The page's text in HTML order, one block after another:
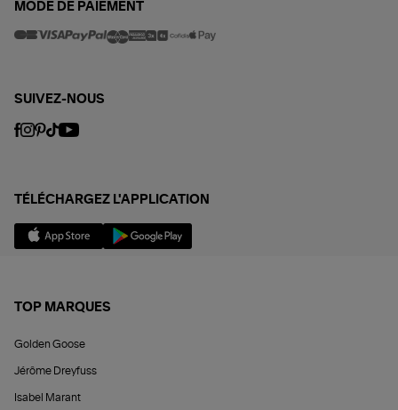
MODE DE PAIEMENT
SUIVEZ-NOUS
TÉLÉCHARGEZ L'APPLICATION
TOP MARQUES
Golden Goose
Jérôme Dreyfuss
Isabel Marant